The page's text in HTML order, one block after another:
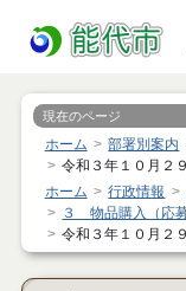
現在のページ
ホーム 部署別案内
令和３年１０月２
ホーム
行政情報
３ 物品購入（応募
令和３年１０月２